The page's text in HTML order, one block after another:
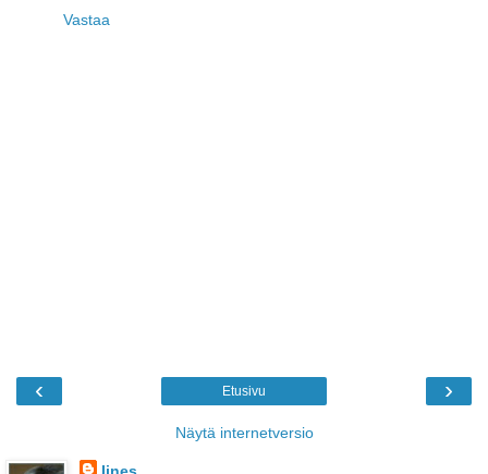
Vastaa
‹ ›
Etusivu
Näytä internetversio
Iines